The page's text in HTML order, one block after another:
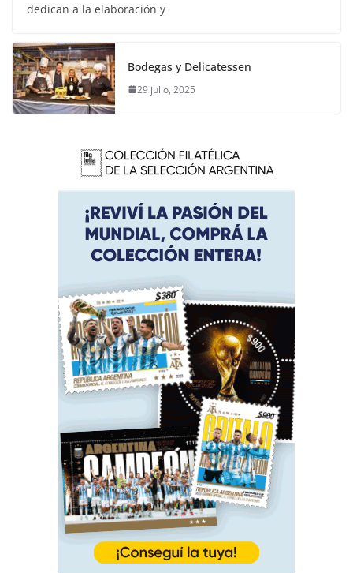
dedican a la elaboración y
Bodegas y Delicatessen
29 julio, 2025